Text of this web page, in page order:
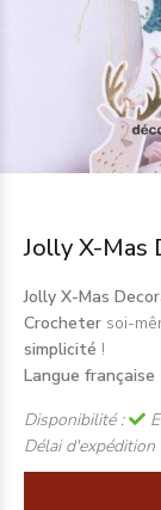
Jolly X-Mas
Jolly X-Mas
Crocheter soi-
simplicité !
Langue française
Disponibilité :
Délai d'expédition